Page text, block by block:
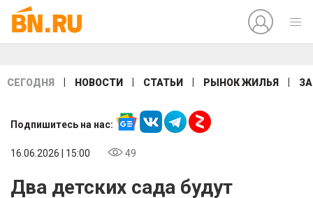
СЕГОДНЯ НОВОСТИ СТАТЬИ РЫНОК ЖИЛЬЯ
Подпишитесь на нас:
16.06.2026 | 15:00 49
Два детских сада будут